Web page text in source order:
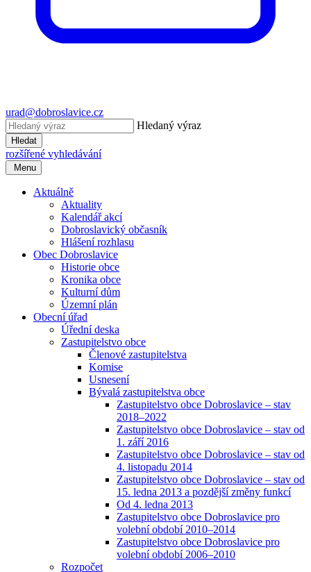
urad@dobroslavice.cz
Hledaný výraz
Hledat
rozšířené vyhledávání
Menu
Aktuálně
Aktuality
Kalendář akcí
Dobroslavický občasník
Hlášení rozhlasu
Obec Dobroslavice
Historie obce
Kronika obce
Kulturní dům
Územní plán
Obecní úřad
Úřední deska
Zastupitelstvo obce
Členové zastupitelstva
Komise
Usnesení
Bývalá zastupitelstva obce
Zastupitelstvo obce Dobroslavice – stav
2018–2022
Zastupitelstvo obce Dobroslavice – stav od
1. září 2016
Zastupitelstvo obce Dobroslavice – stav od
4. listopadu 2014
Zastupitelstvo obce Dobroslavice – stav od
15. ledna 2013 a pozdější změny funkcí
Od 4. ledna 2013
Zastupitelstvo obce Dobroslavice pro
volební období 2010–2014
Zastupitelstvo obce Dobroslavice pro
volební období 2006–2010
Rozpočet